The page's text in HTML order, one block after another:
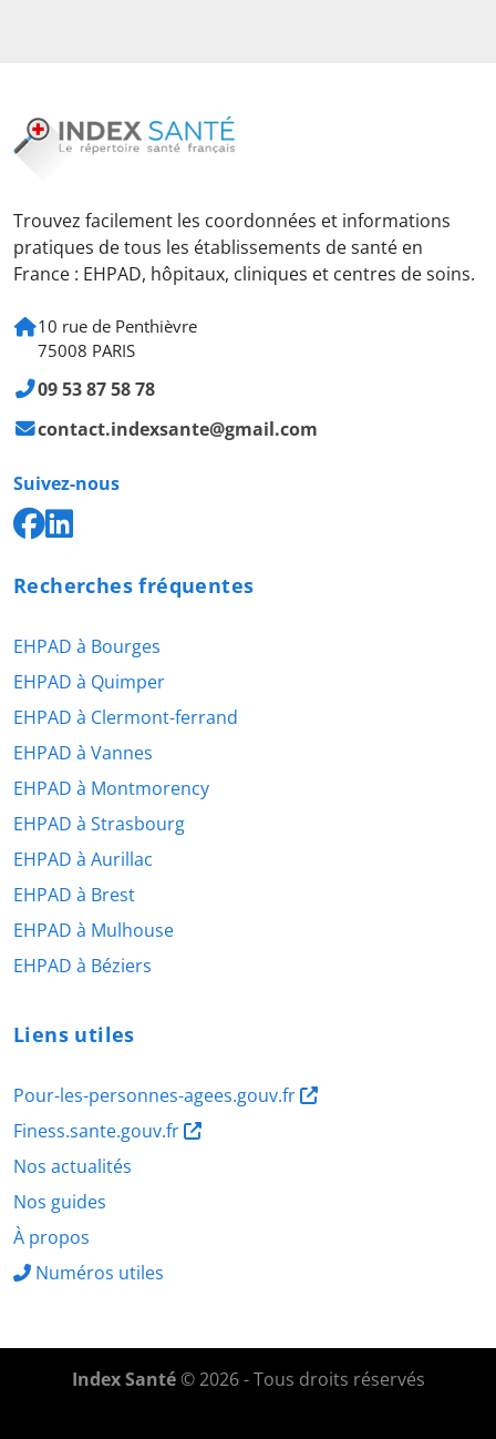
Trouvez facilement les coordonnées et informations
pratiques de tous les établissements de santé en
France : EHPAD, hôpitaux, cliniques et centres de soins.
10 rue de Penthièvre
75008 PARIS
09 53 87 58 78
contact.indexsante@gmail.com
Suivez-nous
Recherches fréquentes
EHPAD à Bourges
EHPAD à Quimper
EHPAD à Clermont-ferrand
EHPAD à Vannes
EHPAD à Montmorency
EHPAD à Strasbourg
EHPAD à Aurillac
EHPAD à Brest
EHPAD à Mulhouse
EHPAD à Béziers
Liens utiles
Pour-les-personnes-agees.gouv.fr
Finess.sante.gouv.fr
Nos actualités
Nos guides
À propos
Numéros utiles
Index Santé© 2026 - Tous droits réservés